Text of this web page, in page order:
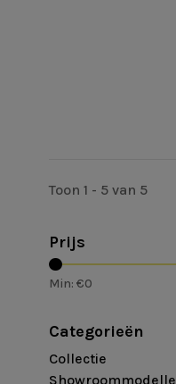
Toon 1 - 5 van 5
Prijs
Min: €0
Categorieën
Collectie